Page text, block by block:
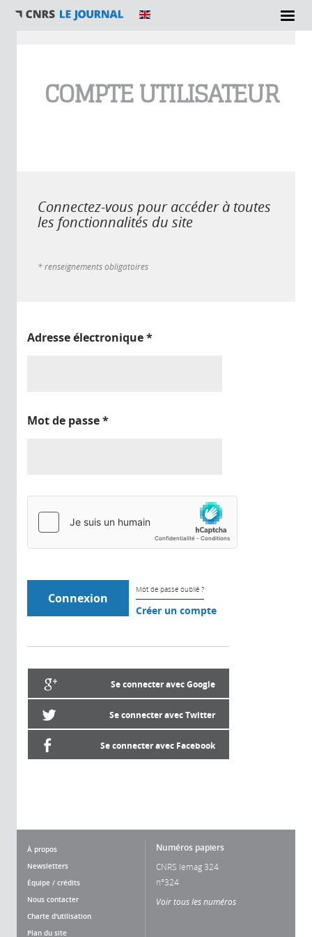
COMPTE UTILISATEUR
Connectez-vous pour accéder à toutes
les fonctionnalités du site
* renseignements obligatoires
Adresse électronique*
Mot de passe*
Mot de passe oublié ?
Créer un compte
Se connecter avec Google
Se connecter avec Twitter
Se connecter avec Facebook
À propos
Newsletters
Équipe / crédits
Nous contacter
Charte d'utilisation
Plan du site
Numéros papiers
CNRS lemag 324
n°324
Voir tous les numéros